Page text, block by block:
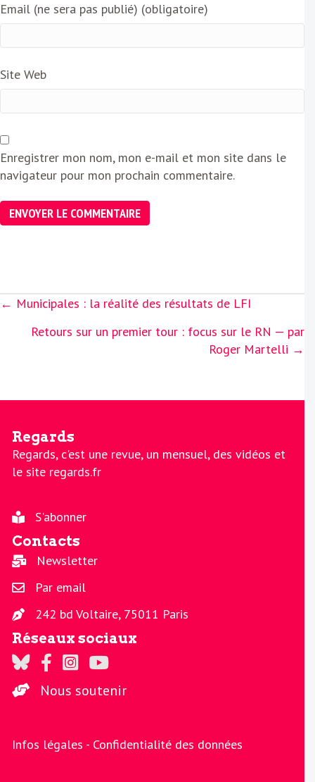
Email (ne sera pas publié) (obligatoire)
Site Web
Enregistrer mon nom, mon e-mail et mon site dans le
navigateur pour mon prochain commentaire.
Posts
← Municipales : la réalité des résultats de LFI
Retours sur un premier tour : focus sur le RN — par
Roger Martelli →
Regards
Regards, c'est une revue, un mensuel, des vidéos et
le site regards.fr
S'abonner
Contacts
Newsletter
Par email
242 bd Voltaire, 75011 Paris
Réseaux sociaux
Regards sur Twitter
Regards sur Facebook
Regards sur Instagram
La chaine Regards sur Youtube
Nous soutenir
Infos légales - Confidentialité des données